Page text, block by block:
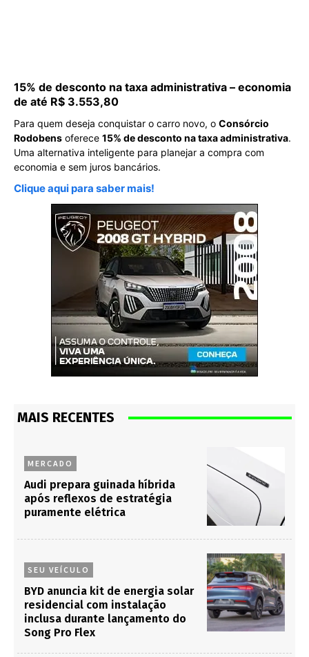
15% de desconto na taxa administrativa – economia
de até R$ 3.553,80
Para quem deseja conquistar o carro novo, o Consórcio
Rodobens oferece 15% de desconto na taxa administrativa.
Uma alternativa inteligente para planejar a compra com
economia e sem juros bancários.
Clique aqui para saber mais!
MAIS RECENTES
MERCADO
Audi prepara guinada híbrida
após reflexos de estratégia
puramente elétrica
SEU VEÍCULO
BYD anuncia kit de energia solar
residencial com instalação
inclusa durante lançamento do
Song Pro Flex